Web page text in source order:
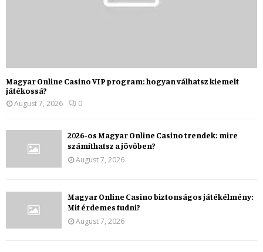
Magyar Online Casino VIP program: hogyan válhatsz kiemelt
játékossá?
August 7, 2026
0
2026-os Magyar Online Casino trendek: mire
számíthatsz a jövőben?
August 7, 2026
Magyar Online Casino biztonságos játékélmény:
Mit érdemes tudni?
August 7, 2026